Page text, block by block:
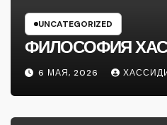
UNCATEGORIZED
ФИЛОСОФИЯ
6 МАЯ, 2026